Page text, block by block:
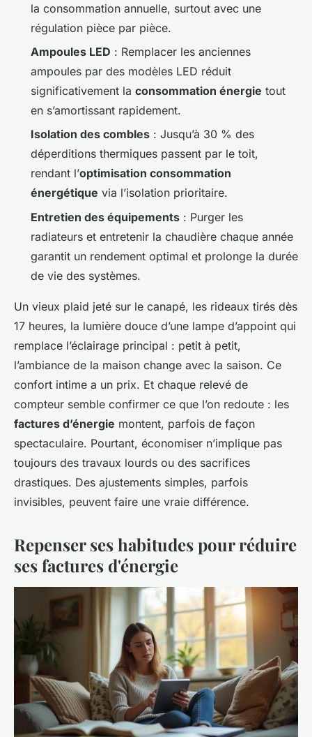
la consommation annuelle, surtout avec une
régulation pièce par pièce.
Ampoules LED : Remplacer les anciennes
ampoules par des modèles LED réduit
significativement la consommation énergie tout
en s’amortissant rapidement.
Isolation des combles : Jusqu’à 30 % des
déperditions thermiques passent par le toit,
rendant l’optimisation consommation
énergétique via l’isolation prioritaire.
Entretien des équipements : Purger les
radiateurs et entretenir la chaudière chaque année
garantit un rendement optimal et prolonge la durée
de vie des systèmes.
Un vieux plaid jeté sur le canapé, les rideaux tirés dès
17 heures, la lumière douce d’une lampe d’appoint qui
remplace l’éclairage principal : petit à petit,
l’ambiance de la maison change avec la saison. Ce
confort intime a un prix. Et chaque relevé de
compteur semble confirmer ce que l’on redoute : les
factures d’énergie montent, parfois de façon
spectaculaire. Pourtant, économiser n’implique pas
toujours des travaux lourds ou des sacrifices
drastiques. Des ajustements simples, parfois
invisibles, peuvent faire une vraie différence.
Repenser ses habitudes pour réduire
ses factures d'énergie